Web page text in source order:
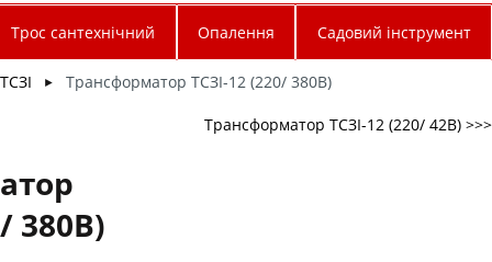
Трос сантехнічний Опалення Садовий інструмент
► Трансформатор ТСЗІ-12 (220/ 380В)
Трансформатор ТСЗІ-12 (220/ 42В) >>>
380В)